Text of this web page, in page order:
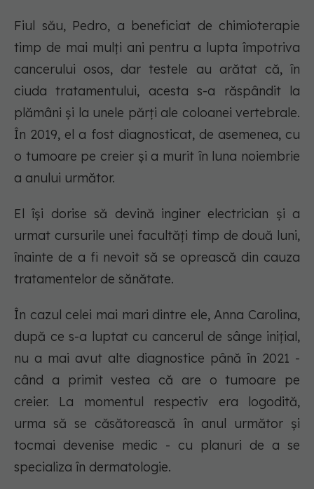
Fiul său, Pedro, a beneficiat de chimioterapie
timp de mai mulți ani pentru a lupta împotriva
cancerului osos, dar testele au arătat că, în
ciuda tratamentului, acesta s-a răspândit la
plămâni și la unele părți ale coloanei vertebrale.
În 2019, el a fost diagnosticat, de asemenea, cu
o tumoare pe creier și a murit în luna noiembrie
a anului următor.
El își dorise să devină inginer electrician și a
urmat cursurile unei facultăți timp de două luni,
înainte de a fi nevoit să se oprească din cauza
tratamentelor de sănătate.
În cazul celei mai mari dintre ele, Anna Carolina,
după ce s-a luptat cu cancerul de sânge inițial,
nu a mai avut alte diagnostice până în 2021 -
când a primit vestea că are o tumoare pe
creier. La momentul respectiv era logodită,
urma să se căsătorească în anul următor și
tocmai devenise medic - cu planuri de a se
specializa în dermatologie.